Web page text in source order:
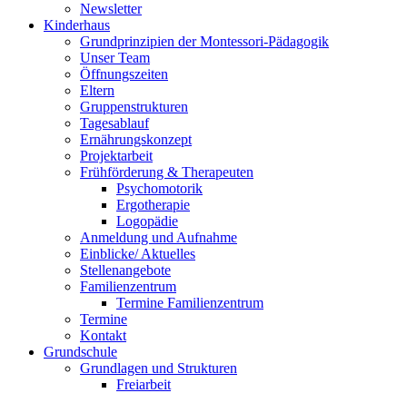
Newsletter
Kinderhaus
Grundprinzipien der Montessori-Pädagogik
Unser Team
Öffnungszeiten
Eltern
Gruppenstrukturen
Tagesablauf
Ernährungskonzept
Projektarbeit
Frühförderung & Therapeuten
Psychomotorik
Ergotherapie
Logopädie
Anmeldung und Aufnahme
Einblicke/ Aktuelles
Stellenangebote
Familienzentrum
Termine Familienzentrum
Termine
Kontakt
Grundschule
Grundlagen und Strukturen
Freiarbeit